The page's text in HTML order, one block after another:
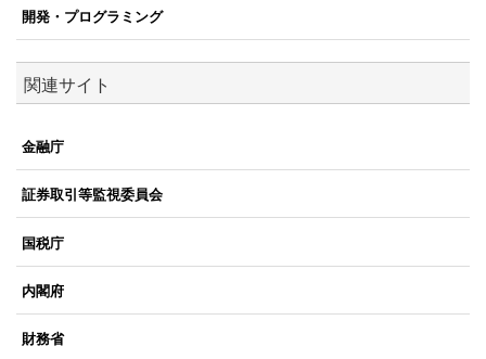
開発・プログラミング
関連サイト
金融庁
証券取引等監視委員会
国税庁
内閣府
財務省